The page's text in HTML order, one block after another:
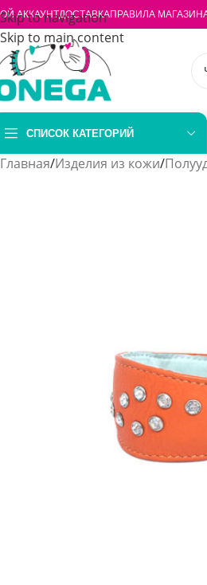
Skip to navigation
Skip to main content
АККАУНТДОСТАВКАПРАВИЛА
СПИСОК КАТЕГОРИЙ
Главная/Изделия из кожи/